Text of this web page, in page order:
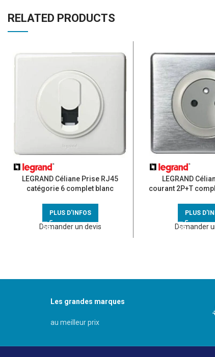
RELATED PRODUCTS
LEGRAND Céliane Prise RJ45
catégorie 6 complet blanc
PLUS D'INFOS
Demander un devis
LEGRAND
courant 2P+T
PLUS
Demander
Les grandes marques
au meilleur prix